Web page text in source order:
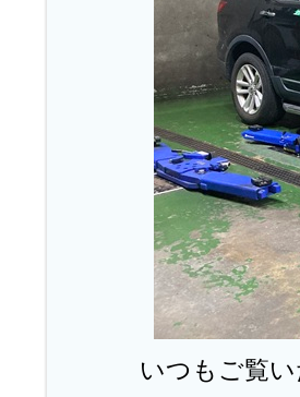
いつもご覧